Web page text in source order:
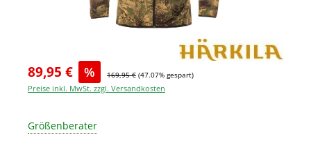
89,95 € % 169,95 € (47.07% gespart)
Preise inkl. MwSt. zzgl. Versandkosten
Größenberater